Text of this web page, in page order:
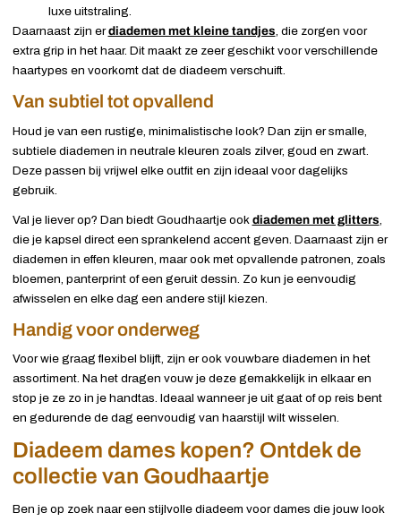
luxe uitstraling.
Daarnaast zijn erdiademen met kleine tandjes, die zorgen voor
extra grip in het haar. Dit maakt ze zeer geschikt voor verschillende
haartypes en voorkomt dat de diadeem verschuift.
Van subtiel tot opvallend
Houd je van een rustige, minimalistische look? Dan zijn er smalle,
subtiele diademen in neutrale kleuren zoals zilver, goud en zwart.
Deze passen bij vrijwel elke outfit en zijn ideaal voor dagelijks
gebruik.
Val je liever op? Dan biedt Goudhaartje ook diademen met glitters
die je kapsel direct een sprankelend accent geven. Daarnaast zijn er
diademen in effen kleuren, maar ook met opvallende patronen, zoals
bloemen, panterprint of een geruit dessin. Zo kun je eenvoudig
afwisselen en elke dag een andere stijl kiezen.
Handig voor onderweg
Voor wie graag flexibel blijft, zijn er ook vouwbare diademen in het
assortiment. Na het dragen vouw je deze gemakkelijk in elkaar en
stop je ze zo in je handtas. Ideaal wanneer je uit gaat of op reis bent
en gedurende de dag eenvoudig van haarstijl wilt wisselen.
Diadeem dames kopen? Ontdek de
collectie van Goudhaartje
Ben je op zoek naar een stijlvolle diadeem voor dames die jouw look